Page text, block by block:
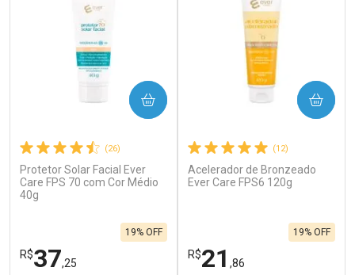
(26)
Protetor Solar Facial Ever
Care FPS 70 com Cor Médio
40g
R$37,25
19% OFF
COMPRAR
(12)
Acelerador de Bronzeado
Ever Care FPS6 120g
R$21 ,86
19% OFF
COMPRAR